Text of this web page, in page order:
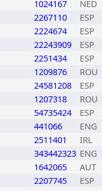
1024167 NED
2267110 ESP
2224674 ESP
22243909 ESP
2251434 ESP
1209876 ROU
24581208 ESP
1207318 ROU
54735424 ESP
441066 ENG
2511401 IRL
343442323 ENG
1642065 AUT
2207745 ESP